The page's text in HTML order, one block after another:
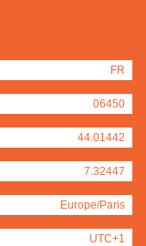
FR
06450
44.01442
7.32447
Europe/Paris
UTC+1